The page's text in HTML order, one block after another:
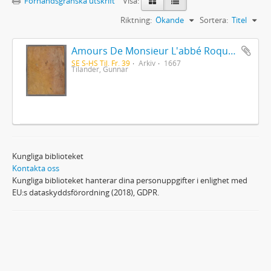
Sortera: Titel
Riktning: Ökande
Amours De Monsieur L'abbé Roquette avec Mademoiselle de Montauzier par Monsieur L'abbé Le Camus 1667
SE S-HS Til. Fr. 39 Arkiv 1667
Tilander, Gunnar
Kungliga biblioteket
Kontakta oss
Kungliga biblioteket hanterar dina personuppgifter i enlighet med
EU:s dataskyddsförordning (2018), GDPR.